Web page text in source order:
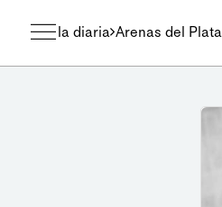
la diaria Arenas del Plata